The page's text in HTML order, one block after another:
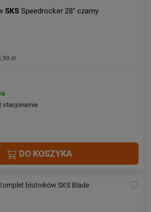
SKS Speedrocker 28" czarny
zł
stacjonarnie
DO KOSZYKA